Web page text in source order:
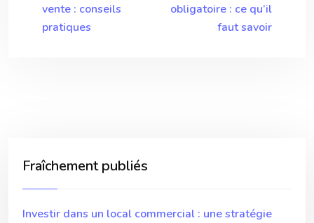
vente : conseils
pratiques
obligatoire : ce qu’il
faut savoir
Fraîchement publiés
Investir dans un local commercial : une stratégie